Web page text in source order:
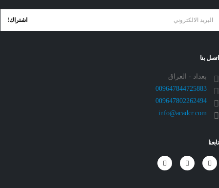
اتصل بنا
بغداد - العراق
009647844725883
009647802262494
info@acadcr.com
تابعنا